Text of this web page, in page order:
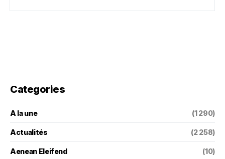
Categories
A la une (1 290)
Actualités (2 258)
Aenean Eleifend (10)